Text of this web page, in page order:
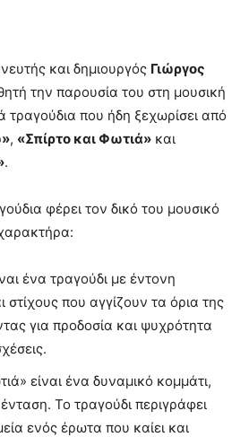
και δημιουργός Γιώργος
την παρουσία του στη μουσική
τραγούδια που ήδη ξεχωρίσει από
, «Σπίρτο και Φωτιά» και
.
φέρει τον δικό του μουσικό
ένα τραγούδι με έντονη
στίχους που αγγίζουν τα όρια της
για προδοσία και ψυχρότητα
είναι ένα δυναμικό κομμάτι,
Το τραγούδι περιγράφει
ενός έρωτα που καίει και